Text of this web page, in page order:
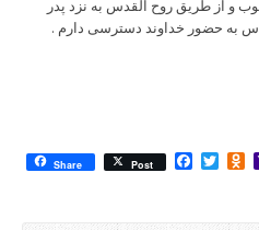
از طریق روح القدس به نزد پدر
به حضور خداوند دسترسی دارم .
Share Post